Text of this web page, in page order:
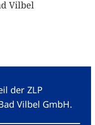
Vilbel
der ZLP
Vilbel GmbH.